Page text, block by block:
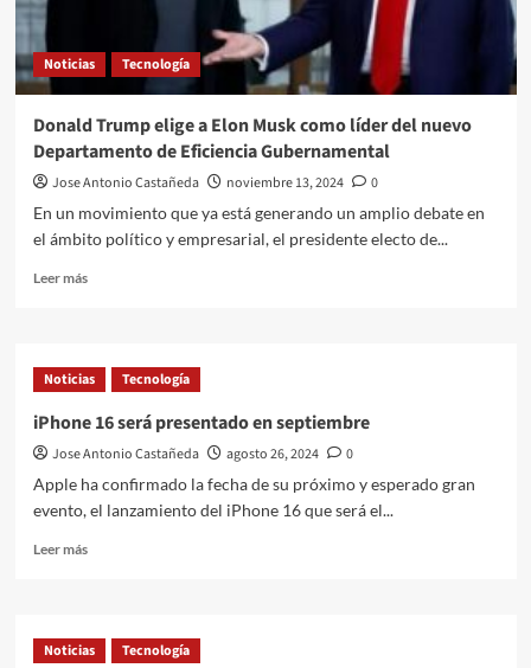
Noticias Tecnología
Donald Trump elige a Elon Musk como líder del nuevo
Departamento de Eficiencia Gubernamental
Jose Antonio Castañeda noviembre 13, 2024
0
En un movimiento que ya está generando un amplio debate en
el ámbito político y empresarial, el presidente electo de...
Leer másLeer
Trump
elige
Elon
Musk
del
nuevo
Gubernamental
Noticias Tecnología
iPhone 16 será presentado en septiembre
Jose Antonio Castañeda agosto 26, 2024
0
Apple ha confirmado la fecha de su próximo y esperado gran
evento, el lanzamiento del iPhone 16 que será el...
Leer másLeer
16
será
Noticias Tecnología